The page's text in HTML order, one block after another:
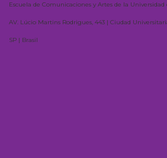
Escuela de Comunicaciones y Artes de la Universidad
AV. Lúcio Martins Rodrigues, 443 | Ciudad
SP | Brasil